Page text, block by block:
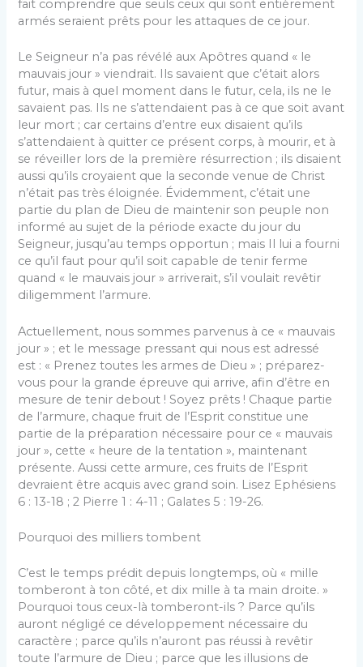
fait comprendre que seuls ceux qui sont entièrement
armés seraient prêts pour les attaques de ce jour.
Le Seigneur n’a pas révélé aux Apôtres quand « le
mauvais jour » viendrait. Ils savaient que c’était alors
futur, mais à quel moment dans le futur, cela, ils ne le
savaient pas. Ils ne s’attendaient pas à ce que soit avant
leur mort ; car certains d’entre eux disaient qu’ils
s’attendaient à quitter ce présent corps, à mourir, et à
se réveiller lors de la première résurrection ; ils disaient
aussi qu’ils croyaient que la seconde venue de Christ
n’était pas très éloignée. Évidemment, c’était une
partie du plan de Dieu de maintenir son peuple non
informé au sujet de la période exacte du jour du
Seigneur, jusqu’au temps opportun ; mais Il lui a fourni
ce qu’il faut pour qu’il soit capable de tenir ferme
quand « le mauvais jour » arriverait, s’il voulait revêtir
diligemment l’armure.
Actuellement, nous sommes parvenus à ce « mauvais
jour » ; et le message pressant qui nous est adressé
est : « Prenez toutes les armes de Dieu » ; préparez-
vous pour la grande épreuve qui arrive, afin d’être en
mesure de tenir debout ! Soyez prêts ! Chaque partie
de l’armure, chaque fruit de l’Esprit constitue une
partie de la préparation nécessaire pour ce « mauvais
jour », cette « heure de la tentation », maintenant
présente. Aussi cette armure, ces fruits de l’Esprit
devraient être acquis avec grand soin. Lisez Ephésiens
6 : 13-18 ; 2 Pierre 1 : 4-11 ; Galates 5 : 19-26.
Pourquoi des milliers tombent
C’est le temps prédit depuis longtemps, où « mille
tomberont à ton côté, et dix mille à ta main droite. »
Pourquoi tous ceux-là tomberont-ils ? Parce qu’ils
auront négligé ce développement nécessaire du
caractère ; parce qu’ils n’auront pas réussi à revêtir
toute l’armure de Dieu ; parce que les illusions de